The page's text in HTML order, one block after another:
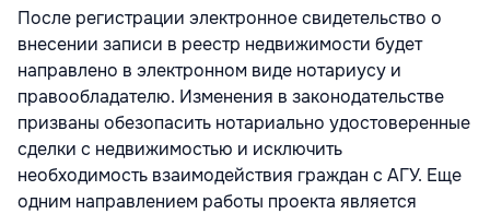
После регистрации электронное свидетельство о
внесении записи в реестр недвижимости будет
направлено в электронном виде нотариусу и
правообладателю. Изменения в законодательстве
призваны обезопасить нотариально удостоверенные
сделки с недвижимостью и исключить
необходимость взаимодействия граждан с АГУ. Еще
одним направлением работы проекта является